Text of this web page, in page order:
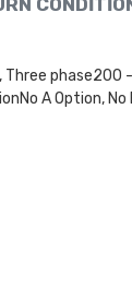
A Option,